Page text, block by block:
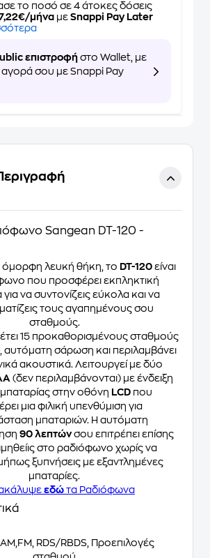
το ποσό σε 4 άτοκες δόσεις
μήνα με Snappi Pay Later
επιστροφή στο Wallet, με
αγορά σου με Snappi Pay
Sangean DT-120 -
όμορφη λευκή θήκη, το DT-120είναι
που προσφέρει εκπληκτική
για να συντονίζεις εύκολα και να
τους αγαπημένους σου
σταθμούς.
15 προκαθορισμένους σταθμούς
αυτόματη σάρωση και περιλαμβάνει
ακουστικά. Λειτουργεί με δύο
(δεν περιλαμβάνονται) με ένδειξη
στην οθόνη LCD που
μια φιλική υπενθύμιση για
μπαταριών. Η αυτόματη
90 λεπτώνσου επιτρέπει επίσης
στο ραδιόφωνο χωρίς να
ξυπνήσεις με εξαντλημένες
μπαταρίες.
εδώ τα Ραδιόφωνα
RDS/RBDS, Προεπιλογές